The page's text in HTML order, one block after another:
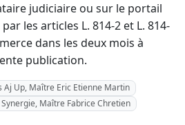
judiciaire ou sur le portail
les articles L. 814-2 et L. 814-
dans les deux mois à
publication.
Aj Up, Maître Eric Etienne Martin
Maître Fabrice Chretien